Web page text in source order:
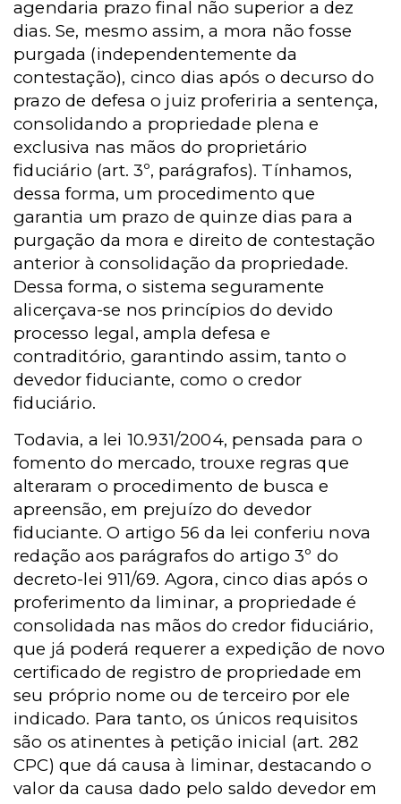
agendaria prazo final não superior a dez
dias. Se, mesmo assim, a mora não fosse
purgada (independentemente da
contestação), cinco dias após o decurso do
prazo de defesa o juiz proferiria a sentença,
consolidando a propriedade plena e
exclusiva nas mãos do proprietário
fiduciário (art. 3º, parágrafos). Tínhamos,
dessa forma, um procedimento que
garantia um prazo de quinze dias para a
purgação da mora e direito de contestação
anterior à consolidação da propriedade.
Dessa forma, o sistema seguramente
alicerçava-se nos princípios do devido
processo legal, ampla defesa e
contraditório, garantindo assim, tanto o
devedor fiduciante, como o credor
fiduciário.
Todavia, a lei 10.931/2004, pensada para o
fomento do mercado, trouxe regras que
alteraram o procedimento de busca e
apreensão, em prejuízo do devedor
fiduciante.O artigo 56 da lei conferiu nova
redação aos parágrafos do artigo 3º do
decreto-lei 911/69. Agora, cinco dias após o
proferimentoda liminar, a propriedade é
consolidada nas mãos do credor fiduciário,
que já poderá requerer a expedição de novo
certificado de registro de propriedade em
seu próprio nome ou de terceiro por ele
indicado. Para tanto, os únicos requisitos
são os atinentes à petição inicial (art. 282
CPC) que dá causa à liminar, destacando o
valor da causa dado pelo saldo devedor em